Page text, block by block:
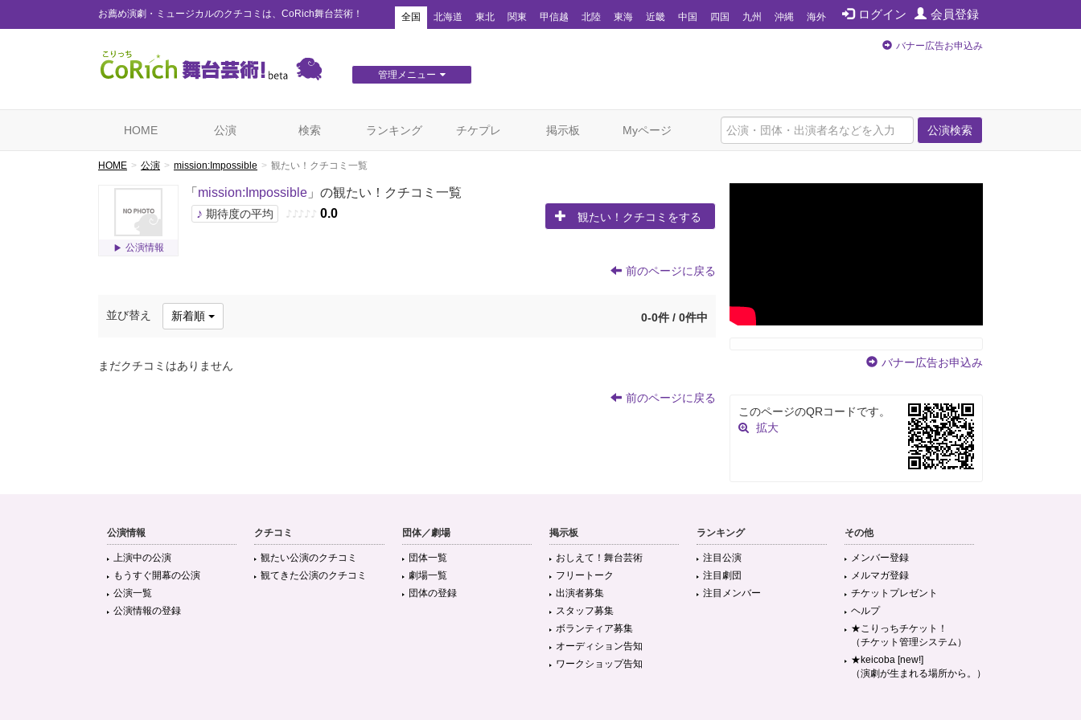
お薦め演劇・ミュージカルのクチコミは、CoRich舞台芸術！ ログイン 会員登録
全国 北海道 東北 関東 甲信越 北陸 東海 近畿 中国 四国 九州 沖縄 海外
管理メニュー
バナー広告お申込み
公演検索
HOME 公演 検索 ランキング チケプレ 掲示板 Myページ
HOME 公演 mission:Impossible 観たい！クチコミ一覧
公演情報
「 mission:Impossible 」の観たい！クチコミ一覧
♪ 期待度の平均 ♪ ♪ ♪ ♪ ♪ 0.0 観たい！クチコミをする
前のページに戻る
並び替え 新着順 0-0件 / 0件中
まだクチコミはありません
前のページに戻る
バナー広告お申込み
このページのQRコードです。
拡大
公演情報
上演中の公演
もうすぐ開幕の公演
公演一覧
公演情報の登録
クチコミ
観たい公演のクチコミ
観てきた公演のクチコミ
団体／劇場
団体一覧
劇場一覧
団体の登録
掲示板
おしえて！舞台芸術
フリートーク
出演者募集
スタッフ募集
ボランティア募集
オーディション告知
ワークショップ告知
ランキング
注目公演
注目劇団
注目メンバー
その他
メンバー登録
メルマガ登録
チケットプレゼント
ヘルプ
★こりっちチケット！
（チケット管理システム）
★keicoba [new!]
（演劇が生まれる場所から。）